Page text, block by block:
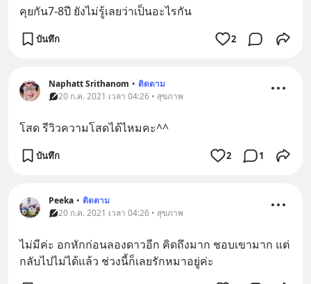
คุยกัน7-8ปี ยังไม่รู้เลยว่าเป็นอะไรกัน
บันทึก 2
Naphatt Srithanom • ติดตาม
20 ก.ค. 2021 เวลา 04:26 • สุขภาพ
โสด รีวิวความโสดได้ไหมคะ^^
บันทึก 2 1
Peeka • ติดตาม
20 ก.ค. 2021 เวลา 04:26 • สุขภาพ
ไม่มีค่ะ อกหักก่อนลองดาวอีก คิดถึงมาก ชอบเขามาก แต่
กลับไปไม่ได้แล้ว ช่วงนี้ก็เลยรักหมาอยู่ค่ะ